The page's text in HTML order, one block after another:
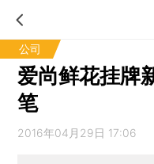
公司
爱尚鲜花挂牌
笔
2016年04月29日 17:06